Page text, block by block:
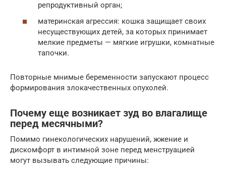
репродуктивный орган;
материнская агрессия: кошка защищает своих
несуществующих детей, за которых принимает
мелкие предметы — мягкие игрушки, комнатные
тапочки.
Повторные мнимые беременности запускают процесс
формирования злокачественных опухолей.
Почему еще возникает зуд во влагалище
перед месячными?
Помимо гинекологических нарушений, жжение и
дискомфорт в интимной зоне перед менструацией
могут вызывать следующие причины: